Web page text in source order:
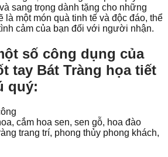
sang trọng dành tặng cho những
là một món quà tinh tế và độc đáo, thể
cảm của bạn đối với người nhận.
số công dụng của
tay Bát Tràng họa tiết
quý:
cắm hoa sen, sen gỗ, hoa đào
trang trí, phong thủy phong khách,